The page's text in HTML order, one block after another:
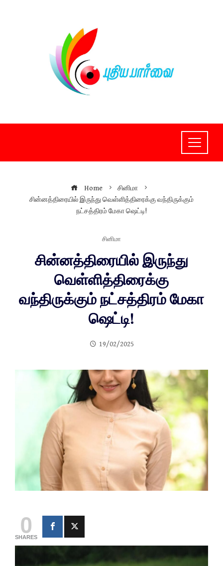
Home
சினிமா
சின்னத்திரையில் இருந்து வெள்ளித்திரைக்கு வந்திருக்கும்
நட்சத்திரம் மேகா ஷெட்டி!
சினிமா
சின்னத்திரையில் இருந்து
வெள்ளித்திரைக்கு
வந்திருக்கும் நட்சத்திரம் மேகா
ஷெட்டி!
19/02/2025
0
SHARES